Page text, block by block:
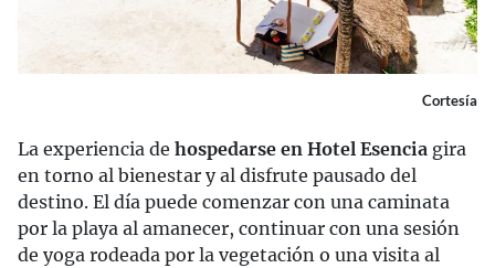
Cortesía
La experiencia de hospedarse en Hotel Esencia gira
en torno al bienestar y al disfrute pausado del
destino. El día puede comenzar con una caminata
por la playa al amanecer, continuar con una sesión
de yoga rodeada por la vegetación o una visita al